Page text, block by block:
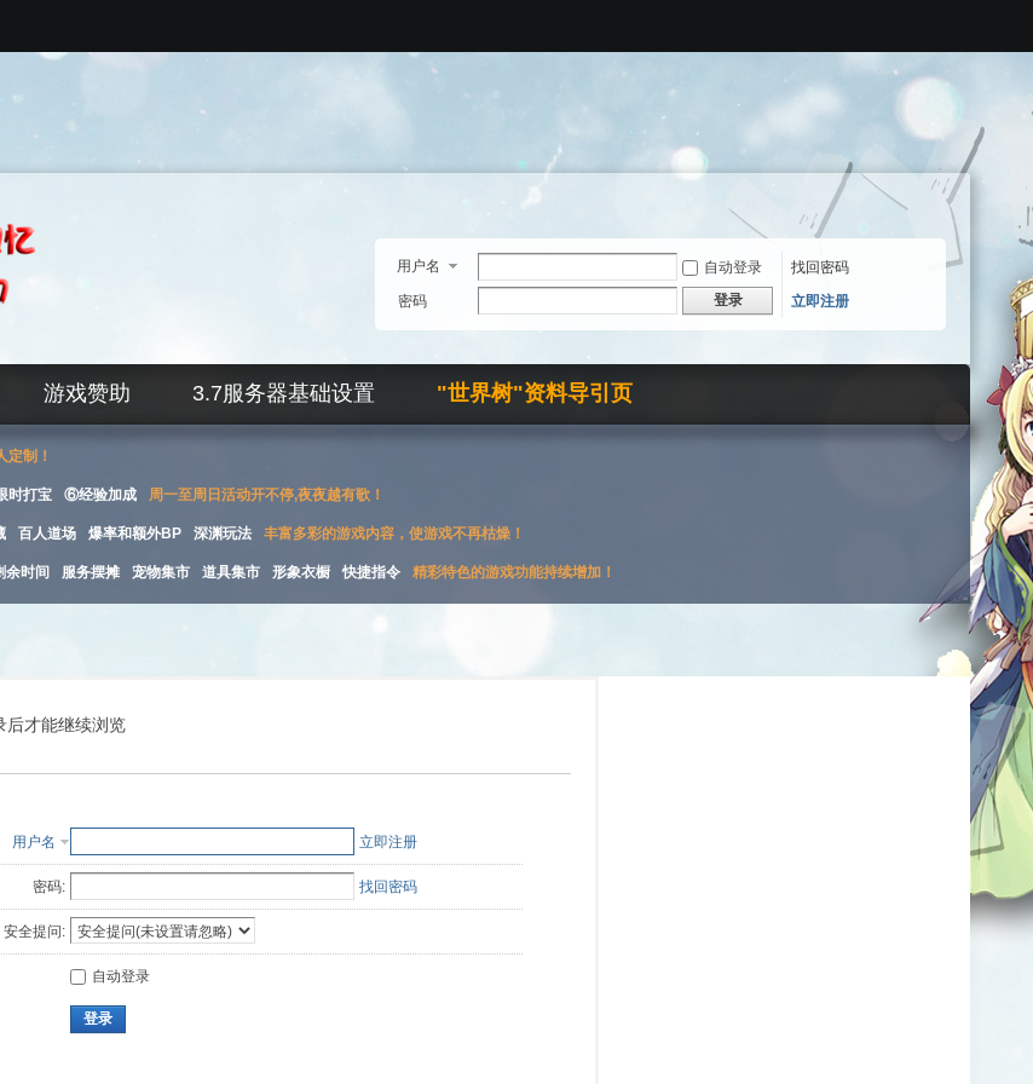
用户名 自动登录
找回密码
密码
登录 立即注册
游戏赞助 3.7服务器基础设置 "世界树"资料导引页
定制！
时打宝 ⑥经验加成 周一至周日活动开不停,夜夜越有歌！
百人道场 爆率和额外BP 深渊玩法 丰富多彩的游戏内容，使游戏不再枯燥！
余时间 服务摆摊 宠物集市 道具集市 形象衣橱 快捷指令 精彩特色的游戏功能持续增加！
后才能继续浏览
用户名 立即注册
密码: 找回密码
安全提问:
自动登录
登录